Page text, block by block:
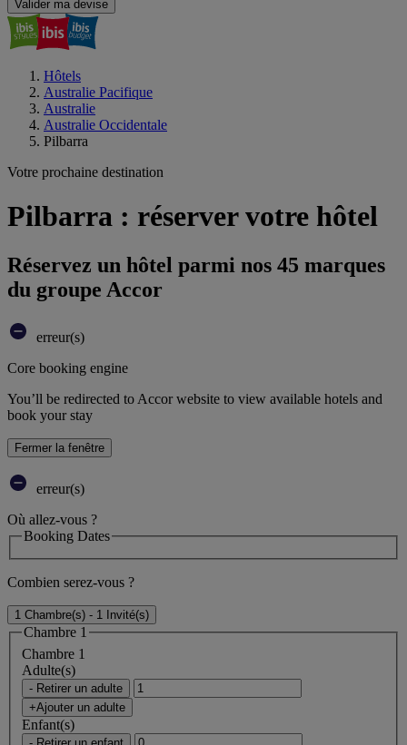
Valider ma devise
Hôtels
Australie Pacifique
Australie
Australie Occidentale
Pilbarra
Votre prochaine destination
Pilbarra : réserver votre hôtel
Réservez un hôtel parmi nos 45 marques
du groupe Accor
erreur(s)
Core booking engine
You’ll be redirected to Accor website to view available hotels and
book your stay
Fermer la fenêtre
erreur(s)
Où allez-vous ?
Booking Dates
Combien serez-vous ?
1 Chambre(s) - 1 Invité(s)
Chambre 1
Chambre 1
Adulte(s)
- Retirer un adulte
+Ajouter un adulte
Enfant(s)